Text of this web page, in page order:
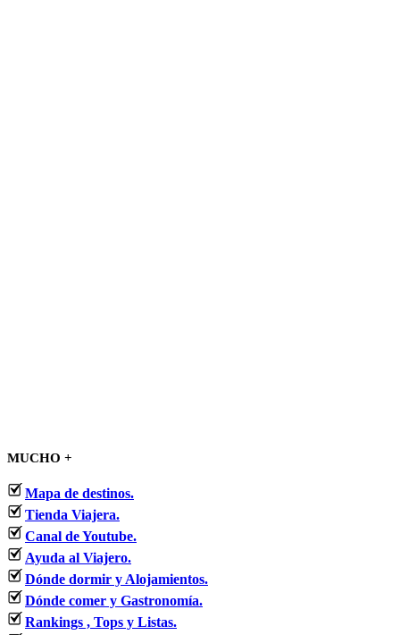
MUCHO +
Mapa de destinos.
Tienda Viajera.
Canal de Youtube.
Ayuda al Viajero.
Dónde dormir y Alojamientos.
Dónde comer y Gastronomía.
Rankings , Tops y Listas.